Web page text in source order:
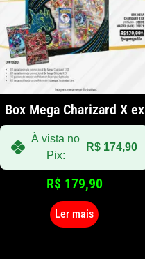
Box Mega Charizard X ex
À vista no
Pix:
R$ 174,90
R$ 179,90
Ler mais